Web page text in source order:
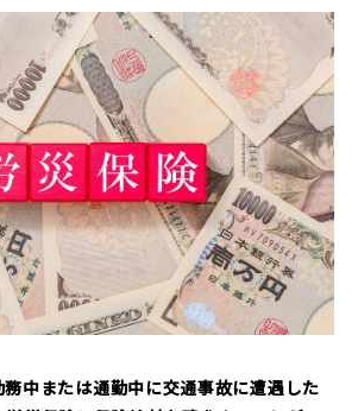
務中または通勤中に交通事故に遭遇した